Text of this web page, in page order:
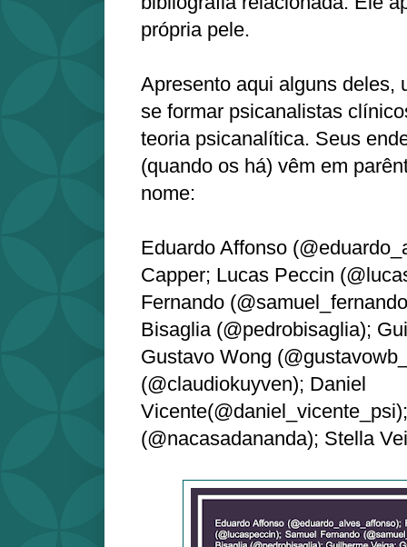
própria pele.
Apresento aqui alguns deles,
se formar psicanalistas
teoria psicanalítica. Seus
(quando os há) vêm em
nome:
Eduardo Affonso
Capper; Lucas Peccin
Fernando
Bisaglia (@pedrobisaglia);
Gustavo Wong
(@claudiokuyven); Daniel
(@nacasadananda); Stella